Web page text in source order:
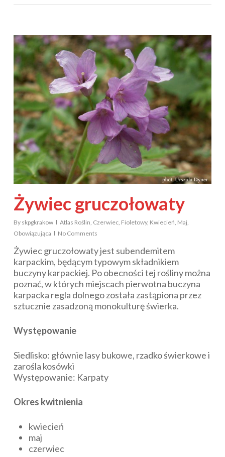
Żywiec gruczołowaty
By skpgkrakow Atlas Roślin Czerwiec, Fioletowy, Kwiecień Maj
Obowiązująca
No Comments
Żywiec gruczołowaty jest subendemitem
karpackim, będącym typowym składnikiem
buczyny karpackiej. Po obecności tej rośliny można
poznać, w których miejscach pierwotna buczyna
karpacka regla dolnego została zastąpiona przez
sztucznie zasadzoną monokulturę świerka.
Występowanie
Siedlisko: głównie lasy bukowe, rzadko świerkowe i
zarośla kosówki
Występowanie: Karpaty
Okres kwitnienia
kwiecień
maj
czerwiec